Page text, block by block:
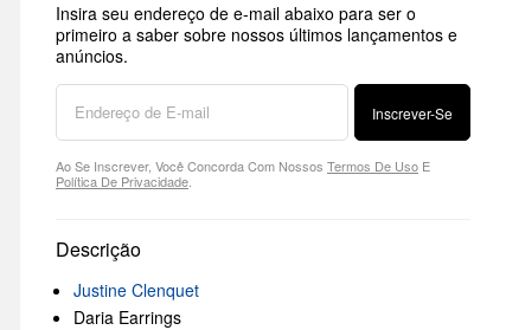
Insira seu endereço de e-mail abaixo para ser o
primeiro a saber sobre nossos últimos lançamentos e
anúncios.
Inscrever-Se
Ao Se Inscrever, Você Concorda Com Nossos Termos De Uso E
Política De Privacidade
Descrição
Justine Clenquet
Daria Earrings